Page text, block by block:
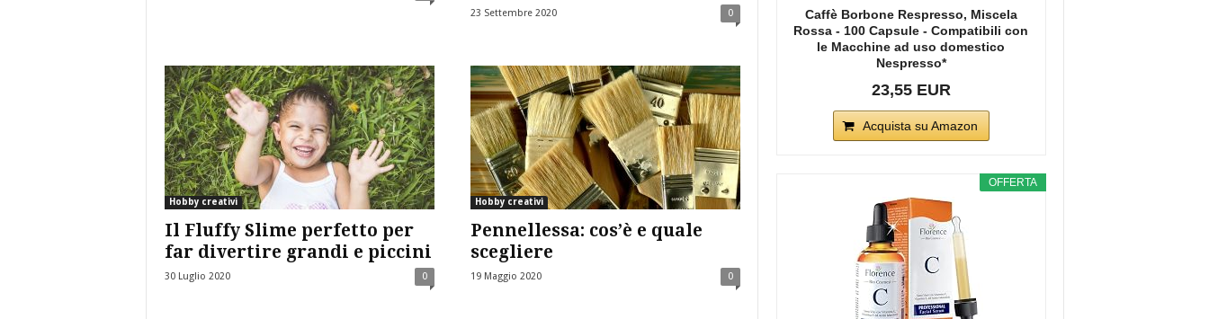
23 Settembre 2020 0
Hobby creativi
Il Fluffy Slime perfetto per
far divertire grandi e piccini
30 Luglio 2020 0
Hobby creativi
Pennellessa: cos’è e quale
scegliere
19 Maggio 2020 0
Caffè Borbone Respresso, Miscela
Rossa - 100 Capsule - Compatibili con
le Macchine ad uso domestico
Nespresso*
23,55 EUR
Acquista su Amazon
OFFERTA